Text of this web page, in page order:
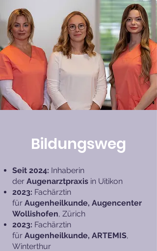
Bildungsweg
Seit 2024: Inhaberin
der Augenarztpraxis in Uitikon
2023: Fachärztin
für Augenheilkunde, Augencenter
Wollishofen, Zürich
2023: Fachärztin
für Augenheilkunde, ARTEMIS,
Winterthur